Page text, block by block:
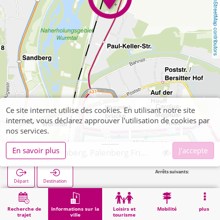
OpenStreetMap contributors
Recherche de
trajet
Informations sur la
ville
Loisirs et
tourisme
Mobilité plus
Départ Destination
Arrêts suivants:
Démarrage Informations sur la ville
Übach-Palenberg, Palenberg Friedhof Palenberg
Ce site internet utilise des cookies. En utilisant notre site
internet, vous déclarez approuver l'utilisation de cookies par
nos services.
En savoir plus
J'accepte